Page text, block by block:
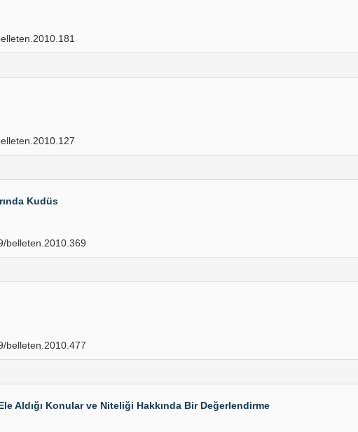
Kudüs
belleten.2010.369
belleten.2010.477
Aldığı Konular ve Niteliği Hakkında Bir Değerlendirme